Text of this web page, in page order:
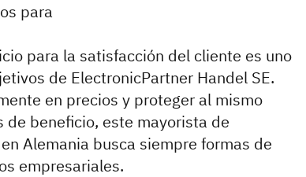
para
para la satisfacción del cliente es uno
de ElectronicPartner Handel SE.
en precios y proteger al mismo
de beneficio, este mayorista de
Alemania busca siempre formas de
empresariales.